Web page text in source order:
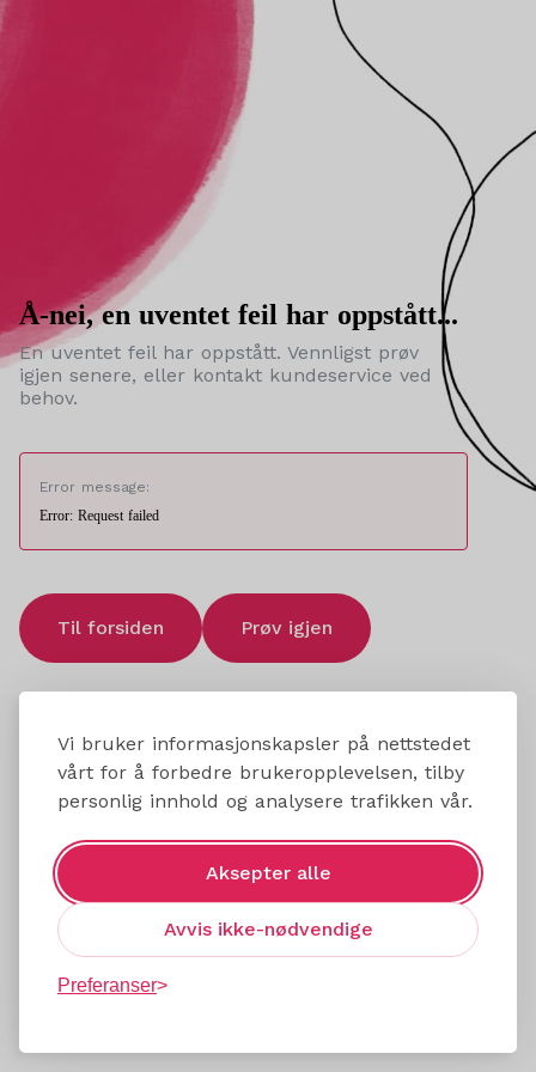
Vi bruker informasjonskapsler på nettstedet
vårt for å forbedre brukeropplevelsen, tilby
personlig innhold og analysere trafikken vår.
Aksepter alle
Avvis ikke-nødvendige
Preferanser
Å-nei, en uventet feil har oppstått...
En uventet feil har oppstått. Vennligst prøv
igjen senere, eller kontakt kundeservice ved
behov.
Error message:
Error: Request failed
Til forsiden Prøv igjen